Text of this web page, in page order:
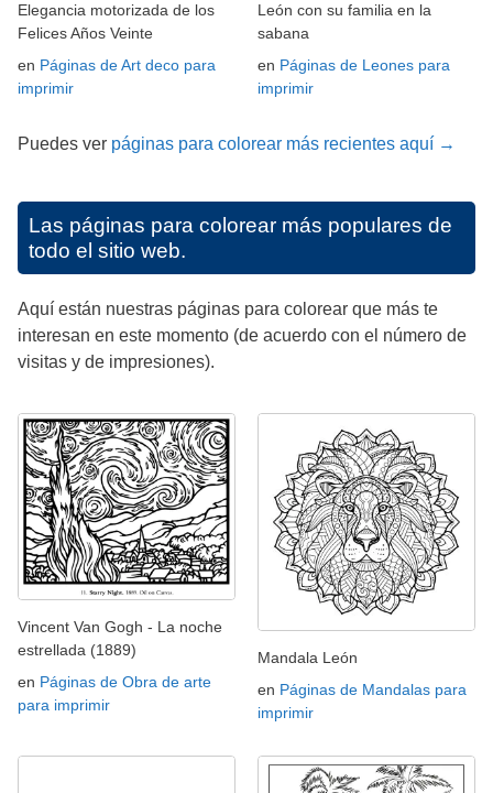
Elegancia motorizada de los
Felices Años Veinte
en Páginas de Art deco para
imprimir
León con su familia en la
sabana
en Páginas de Leones para
imprimir
Puedes ver páginas para colorear más recientes aquí →
Las páginas para colorear más populares de
todo el sitio web.
Aquí están nuestras páginas para colorear que más te
interesan en este momento (de acuerdo con el número de
visitas y de impresiones).
Vincent Van Gogh - La noche
estrellada (1889)
en Páginas de Obra de arte
para imprimir
Mandala León
en Páginas de Mandalas para
imprimir